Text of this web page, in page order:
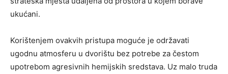
ukućani.
Korištenjem ovakvih pristupa moguće je održavati
ugodnu atmosferu u dvorištu bez potrebe za čestom
upotrebom agresivnih hemijskih sredstava. Uz malo truda